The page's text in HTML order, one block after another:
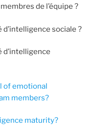
de l’équipe ?
sociale ?
d’intelligence
of emotional
members?
maturity?